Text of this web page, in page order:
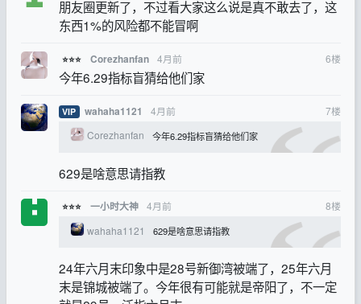
朋友圈更新了，不过看大家这么说是真不敢去了，这
东西1%的风险都不能冒啊
⭐⭐⭐ Corezhanfan 4月前 6楼
今年6.29指标盲猜给他们家
VIP wahaha1121 4月前 7楼
Corezhanfan
今年6.29指标盲猜给他们家
629是啥意思请指教
⭐⭐⭐ 一小时大神 4月前 8楼
wahaha1121
629是啥意思请指教
24年六月末印象中是28号新御湾被端了，25年六月
末是锦城被端了。今年很有可能就是帝阳了，不一定